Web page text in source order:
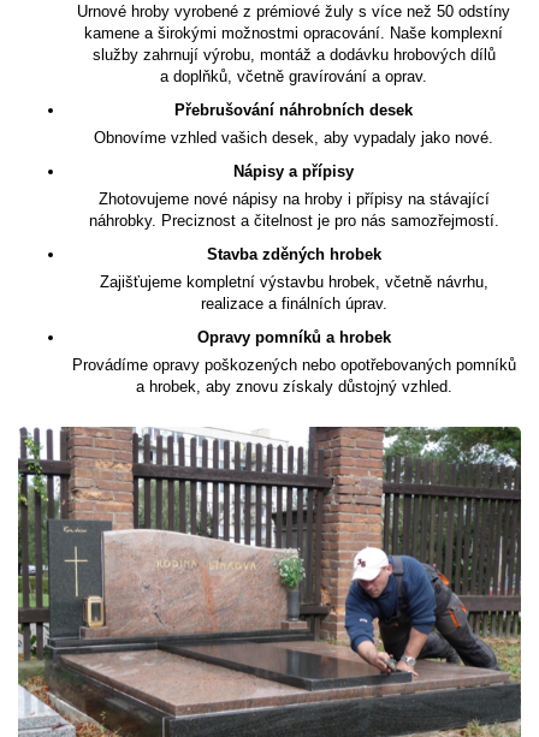
Urnové hroby vyrobené z prémiové žuly s více než 50 odstíny
kamene a širokými možnostmi opracování. Naše komplexní
služby zahrnují výrobu, montáž a dodávku hrobových dílů
a doplňků, včetně gravírování a oprav.
Přebrušování náhrobních desek
Obnovíme vzhled vašich desek, aby vypadaly jako nové.
Nápisy a přípisy
Zhotovujeme nové nápisy na hroby i přípisy na stávající
náhrobky. Preciznost a čitelnost je pro nás samozřejmostí.
Stavba zděných hrobek
Zajišťujeme kompletní výstavbu hrobek, včetně návrhu,
realizace a finálních úprav.
Opravy pomníků a hrobek
Provádíme opravy poškozených nebo opotřebovaných pomníků
a hrobek, aby znovu získaly důstojný vzhled.